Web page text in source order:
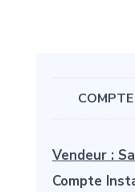
Vendeur :
Compte